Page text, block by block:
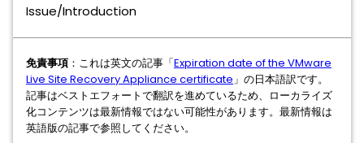
Issue/Introduction
免責事項 ：これは英文の記事「Expiration date of the VMware
Live Site Recovery Appliance certificate」の日本語訳です。
記事はベストエフォートで翻訳を進めているため、ローカライズ
化コンテンツは最新情報ではない可能性があります。最新情報は
英語版の記事で参照してください。